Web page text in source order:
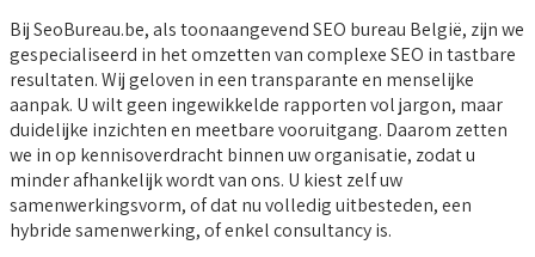
Bij SeoBureau.be, als toonaangevend SEO bureau België, zijn we
gespecialiseerd in het omzetten van complexe SEO in tastbare
resultaten. Wij geloven in een transparante en menselijke
aanpak. U wilt geen ingewikkelde rapporten vol jargon, maar
duidelijke inzichten en meetbare vooruitgang. Daarom zetten
we in op kennisoverdracht binnen uw organisatie, zodat u
minder afhankelijk wordt van ons. U kiest zelf uw
samenwerkingsvorm, of dat nu volledig uitbesteden, een
hybride samenwerking, of enkel consultancy is.